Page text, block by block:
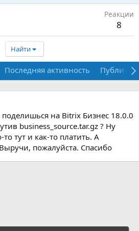
Реакции
8
Найти
Последняя активность
на Bitrix Бизнес 18.0.0
business_source.tar.gz ? Ну
тут и как-то платить. А
пожалуйста. Спасибо